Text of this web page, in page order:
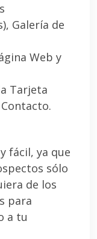
Galería de
Web y
Tarjeta
fácil, ya que
sólo
de los
para
a tu